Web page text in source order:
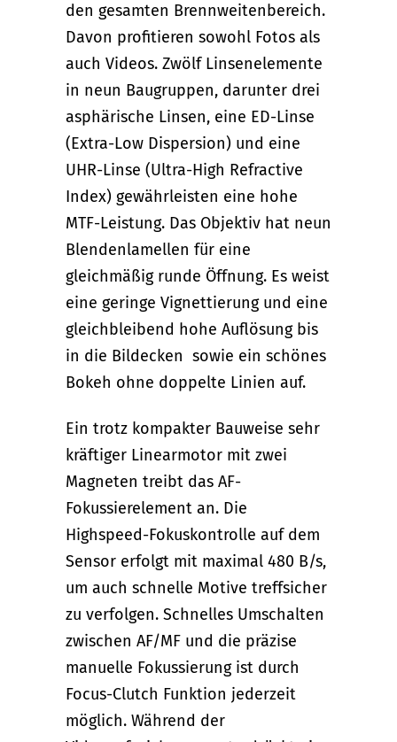
den gesamten Brennweitenbereich.
Davon profitieren sowohl Fotos als
auch Videos. ZwölfLinsenelemente
in neun Baugruppen, darunter drei
asphärische Linsen, eine ED-Linse
(Extra-Low Dispersion) und eine
UHR-Linse (Ultra-High Refractive
Index) gewährleisten eine hohe
MTF-Leistung. Das Objektiv hat neun
Blendenlamellen für eine
gleichmäßig runde Öffnung. Es weist
eine geringe Vignettierung und eine
gleichbleibend hohe Auflösung bis
in die Bildecken sowie ein schönes
Bokeh ohne doppelte Linien auf.
Ein trotz kompakter Bauweise sehr
kräftiger Linearmotor mit zwei
Magneten treibt das AF-
Fokussierelement an. Die
Highspeed-Fokuskontrolle auf dem
Sensor erfolgt mit maximal 480 B/s,
um auch schnelle Motive treffsicher
zu verfolgen. Schnelles Umschalten
zwischen AF/MF und die präzise
manuelle Fokussierung ist durch
Focus-Clutch Funktion jederzeit
möglich. Während der